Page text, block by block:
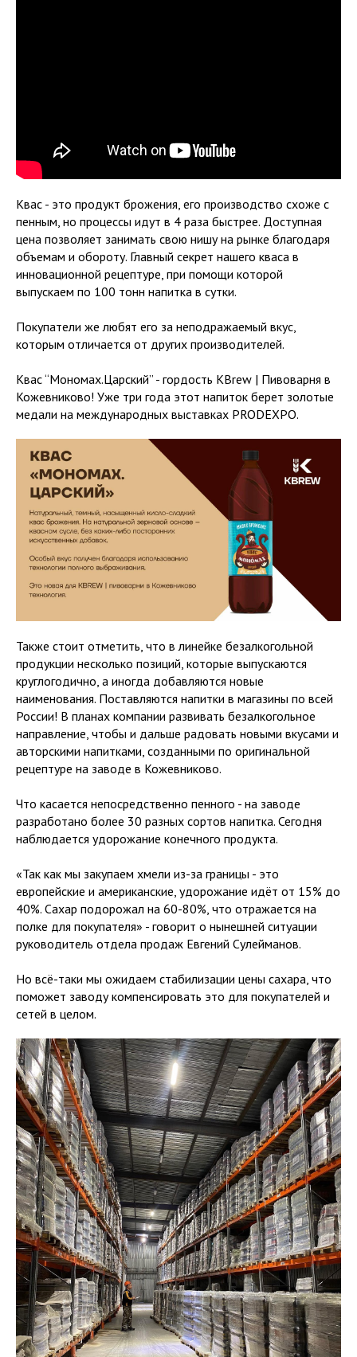
Квас - это продукт брожения, его производство схоже с
пенным, но процессы идут в 4 раза быстрее. Доступная
цена позволяет занимать свою нишу на рынке благодаря
объемам и обороту. Главный секрет нашего кваса в
инновационной рецептуре, при помощи которой
выпускаем по 100 тонн напитка в сутки.
Покупатели же любят его за неподражаемый вкус,
которым отличается от других производителей.
Квас “Мономах.Царский” - гордость KBrew | Пивоварня в
Кожевниково! Уже три года этот напиток берет золотые
медали на международных выставках PRODEXPO.
Также стоит отметить, что в линейке безалкогольной
продукции несколько позиций, которые выпускаются
круглогодично, а иногда добавляются новые
наименования. Поставляются напитки в магазины по всей
России! В планах компании развивать безалкогольное
направление, чтобы и дальше радовать новыми вкусами и
авторскими напитками, созданными по оригинальной
рецептуре на заводе в Кожевниково.
Что касается непосредственно пенного - на заводе
разработано более 30 разных сортов напитка. Сегодня
наблюдается удорожание конечного продукта.
«Так как мы закупаем хмели из-за границы - это
европейские и американские, удорожание идёт от 15% до
40%. Сахар подорожал на 60-80%, что отражается на
полке для покупателя» - говорит о нынешней ситуации
руководитель отдела продаж Евгений Сулейманов.
Но всё-таки мы ожидаем стабилизации цены сахара, что
поможет заводу компенсировать это для покупателей и
сетей в целом.